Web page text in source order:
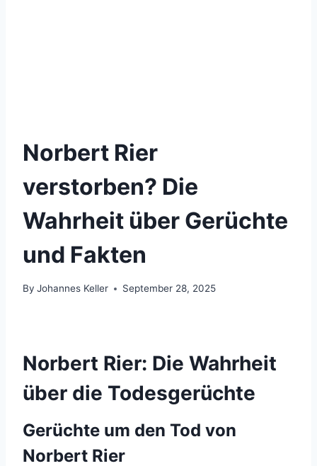
Norbert Rier
verstorben? Die
Wahrheit über Gerüchte
und Fakten
By Johannes Keller September 28, 2025
Norbert Rier: Die Wahrheit
über die Todesgerüchte
Gerüchte um den Tod von
Norbert Rier